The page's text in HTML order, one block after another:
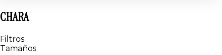
CHARA
Filtros
Tamaños